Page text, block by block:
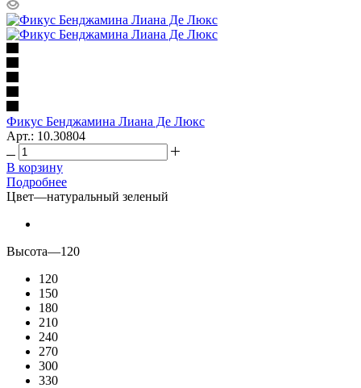
Фикус Бенджамина Лиана Де Люкс
Арт.: 10.30804
В корзину
Подробнее
Цвет—натуральный зеленый
Высота—120
120
150
180
210
240
270
300
330